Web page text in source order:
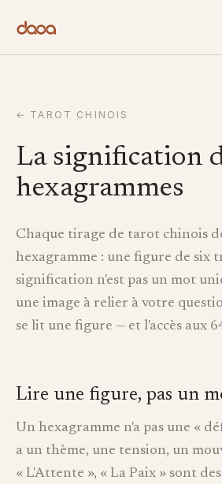
← TAROT CHINOIS
La signification
hexagrammes
Chaque tirage de tarot chinois
hexagramme : une figure de six
signification n'est pas un mot
une image à relier à votre
se lit une figure — et l'accès aux
Lire une figure, pas un
Un hexagramme n'a pas une «
a un thème, une tension, un
« L'Attente », « La Paix » sont